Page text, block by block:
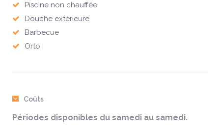
Piscine non chauffée
Douche extérieure
Barbecue
Orto
Coûts
Périodes disponibles du samedi au samedi.